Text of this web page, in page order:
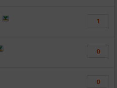
1
0
0